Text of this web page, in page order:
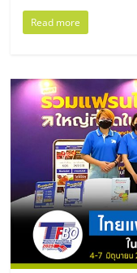
SMEs,
แฟ
ที่
ปรึกษา
แฟ
รวม
แฟ
ไชส์
ขาย
Read more